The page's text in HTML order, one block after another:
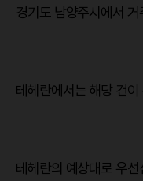
경기도 남양주시에서
테헤란에서는 해당 건
테헤란의 예상대로 우선